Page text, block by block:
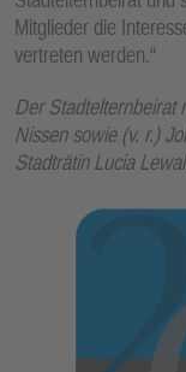
Mitglieder die
vertreten werden.“
Der Stadtelternbeirat
Nissen sowie (v. r.)
Stadträtin Lucia